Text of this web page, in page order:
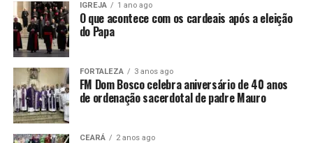
IGREJA 1 ano ago
O que acontece com os cardeais após a eleição
do Papa
FORTALEZA 3 anos ago
FM Dom Bosco celebra aniversário de 40 anos
de ordenação sacerdotal de padre Mauro
CEARÁ 2 anos ago